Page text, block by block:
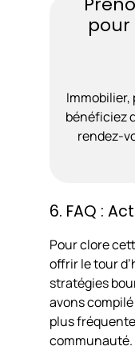
pour
bénéficiez
rendez-
6. FAQ :
Pour clore
offrir le tour
stratégies
avons
plus
communauté.